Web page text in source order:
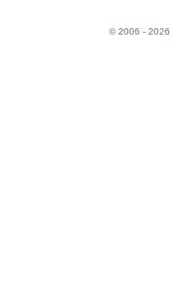
© 2006 - 2026